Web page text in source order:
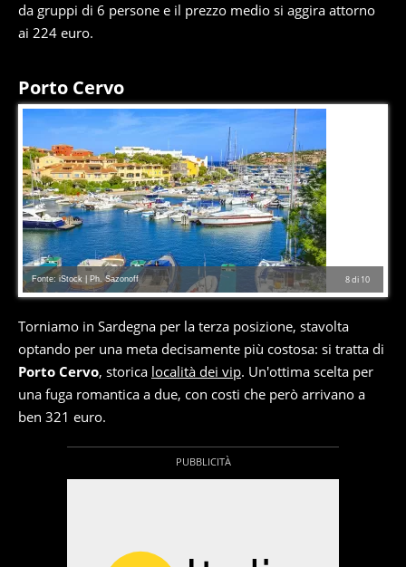
da gruppi di 6 persone e il prezzo medio si aggira attorno
ai 224 euro.
Porto Cervo
8di 10
Fonte: iStock | Ph. Sazonoff
Torniamo in Sardegna per la terza posizione, stavolta
optando per una meta decisamente più costosa: si tratta di
Porto Cervo, storica località dei vip. Un'ottima scelta per
una fuga romantica a due, con costi che però arrivano a
ben 321 euro.